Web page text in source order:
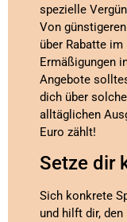
spezielle
Von
über Rabatte
Ermäßigungen
Angebote
dich über
alltäglichen
Euro zählt!
Setze dir
Sich konkrete
und hilft dir,